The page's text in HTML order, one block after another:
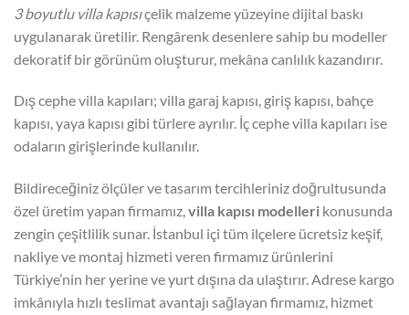
3 boyutlu villa kapısıçelik malzeme yüzeyine dijital baskı
uygulanarak üretilir. Rengârenk desenlere sahip bu modeller
dekoratif bir görünüm oluşturur, mekâna canlılık kazandırır.
Dış cephe villa kapıları; villa garaj kapısı, giriş kapısı, bahçe
kapısı, yaya kapısı gibi türlere ayrılır. İç cephe villa kapıları ise
odaların girişlerinde kullanılır.
Bildireceğiniz ölçüler ve tasarım tercihleriniz doğrultusunda
özel üretim yapan firmamız,villa kapısı modelleri konusunda
zengin çeşitlilik sunar. İstanbul içi tüm ilçelere ücretsiz keşif,
nakliye ve montaj hizmeti veren firmamız ürünlerini
Türkiye’nin her yerine ve yurt dışına da ulaştırır. Adrese kargo
imkânıyla hızlı teslimat avantajı sağlayan firmamız, hizmet